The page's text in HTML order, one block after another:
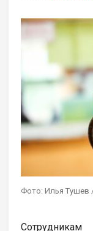
Фото: Илья Тушев